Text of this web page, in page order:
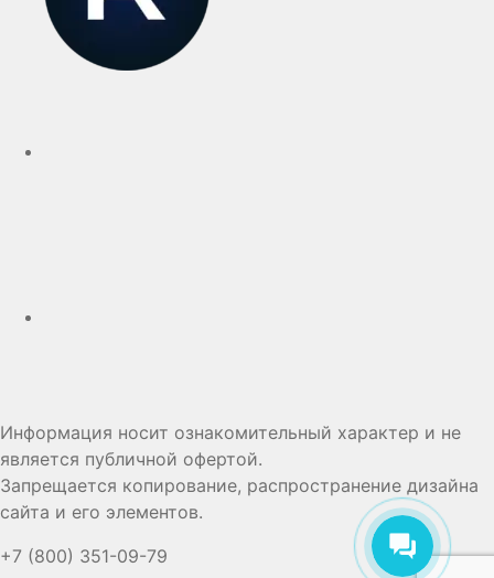
Информация носит ознакомительный характер и не
является публичной офертой.
Запрещается копирование, распространение дизайна
сайта и его элементов.
+7 (800) 351-09-79